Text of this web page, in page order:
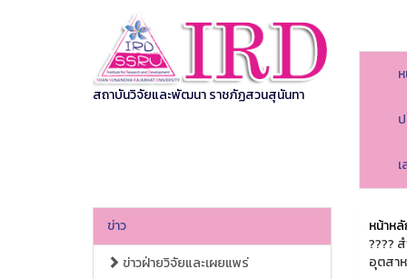
สถาบันวิจัยและพัฒนา ราชภัฏสวนสุนันทา
ข่าว
ข่าวฝ่ายวิจัยและเผยแพร่
หน้าห
????
อุตสา